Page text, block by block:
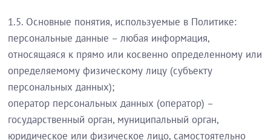
1.5. Основные понятия, используемые в Политике:
персональные данные – любая информация,
относящаяся к прямо или косвенно определенному или
определяемому физическому лицу (субъекту
персональных данных);
оператор персональных данных (оператор) –
государственный орган, муниципальный орган,
юридическое или физическое лицо, самостоятельно